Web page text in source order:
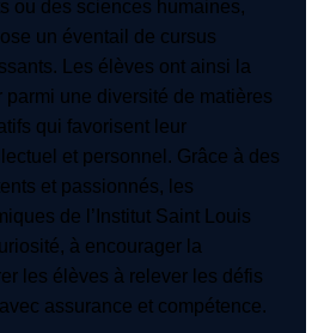
ou des sciences humaines,
un éventail de cursus
Les élèves ont ainsi la
une diversité de matières
qui favorisent leur
et personnel. Grâce à des
et passionnés, les
de l’Institut Saint Louis
à encourager la
les élèves à relever les défis
assurance et compétence.